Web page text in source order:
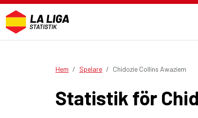
Hem Spelare Chidozie Collins Awaziem
Statistik för